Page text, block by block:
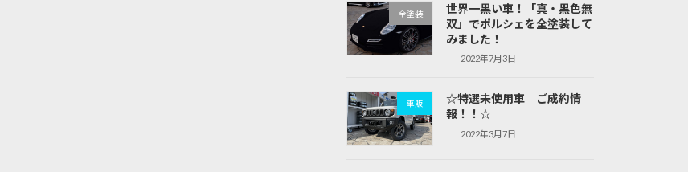
全塗装
世界一黒い車！「真・黒色無
双」でポルシェを全塗装して
みました！
2022年7月3日
車販
☆特選未使用車 ご成約情
報！！☆
2022年3月7日